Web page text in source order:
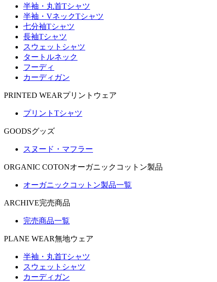
半袖・丸首Tシャツ
半袖・VネックTシャツ
七分袖Tシャツ
長袖Tシャツ
スウェットシャツ
タートルネック
フーディ
カーディガン
PRINTED WEARプリントウェア
プリントTシャツ
GOODSグッズ
スヌード・マフラー
ORGANIC COTONオーガニックコットン製品
オーガニックコットン製品一覧
ARCHIVE完売商品
完売商品一覧
PLANE WEAR無地ウェア
半袖・丸首Tシャツ
スウェットシャツ
カーディガン